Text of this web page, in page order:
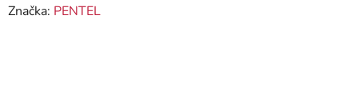
hodnotenie
Značka: PENTEL